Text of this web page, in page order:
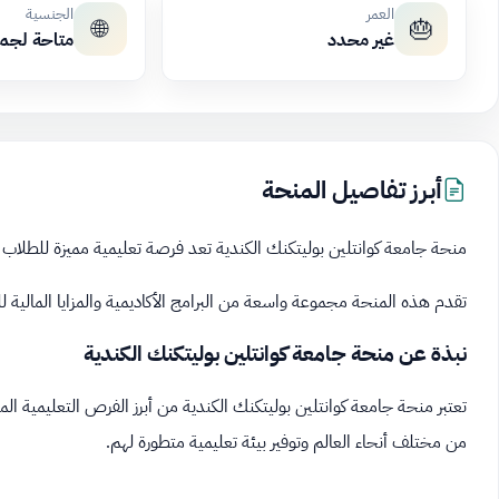
🎂 العمر
غير محدد 🌐 الجنسية
متاحة
أبرز تفاصيل المنحة
منحة جامعة كوانتلين بوليتكنك الكندية تعد فرصة تعليمية مميزة للطلاب
تقدم هذه المنحة مجموعة واسعة من البرامج الأكاديمية والمزايا المالية
نبذة عن منحة جامعة كوانتلين بوليتكنك الكندية
تعتبر منحة جامعة كوانتلين بوليتكنك الكندية من أبرز الفرص
من مختلف أنحاء العالم وتوفير بيئة تعليمية متطورة لهم.